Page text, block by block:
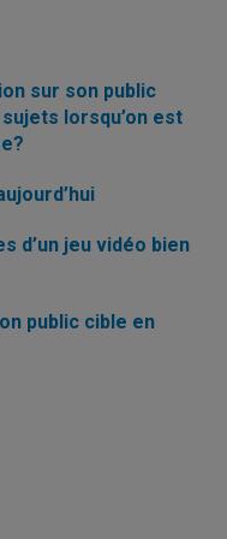
sur son public
lorsqu’on est
d’un jeu vidéo bien
public cible en